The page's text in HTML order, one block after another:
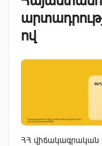
ով
ՀՀ վիճակագրական